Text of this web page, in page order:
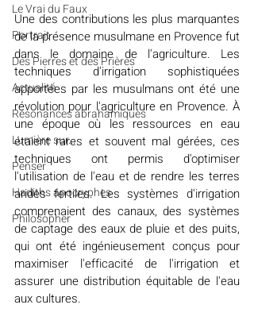
Le Vrai du Faux
Portrait
Des Pierres et des Prières
Actualité
Résonances abrahamiques
Lumière sur...
Penser
Hadiths apocryphes
Philosopher
Une des contributions les plus marquantes
de la présence musulmane en Provence fut
dans le domaine de l'agriculture. Les
techniques d'irrigation sophistiquées
apportées par les musulmans ont été une
révolution pour l'agriculture en Provence. À
une époque où les ressources en eau
étaient rares et souvent mal gérées, ces
techniques ont permis d'optimiser
l'utilisation de l'eau et de rendre les terres
arides fertiles. Les systèmes d'irrigation
comprenaient des canaux, des systèmes
de captage des eaux de pluie et des puits,
qui ont été ingénieusement conçus pour
maximiser l'efficacité de l'irrigation et
assurer une distribution équitable de l'eau
aux cultures.